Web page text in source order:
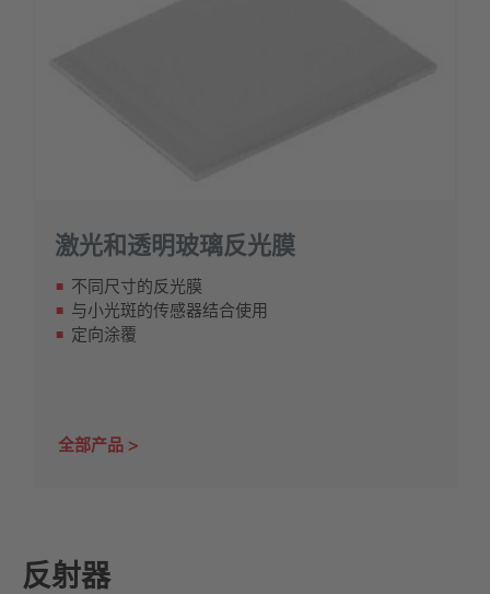
激光和透明玻璃反光膜
不同尺寸的反光膜
与小光斑的传感器结合使用
定向涂覆
全部产品
反射器